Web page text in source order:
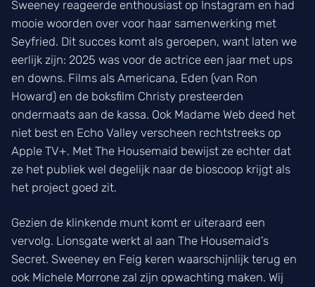
Sweeney reageerde enthousiast op Instagram en had
mooie woorden over voor haar samenwerking met
Seyfried. Dit succes komt als geroepen, want laten we
eerlijk zijn: 2025 was voor de actrice een jaar met ups
en downs. Films als Americana, Eden (van Ron
Howard) en de boksfilm Christy presteerden
ondermaats aan de kassa. Ook Madame Web deed het
niet best en Echo Valley verscheen rechtstreeks op
Apple TV+. Met The Housemaid bewijst ze echter dat
ze het publiek wel degelijk naar de bioscoop krijgt als
het project goed zit.
Gezien de klinkende munt komt er uiteraard een
vervolg. Lionsgate werkt al aan The Housemaid’s
Secret. Sweeney en Feig keren waarschijnlijk terug en
ook Michele Morrone zal zijn opwachting maken. Wij